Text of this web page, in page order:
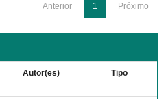
Anterior 1 Próximo
Autor(es) Tipo